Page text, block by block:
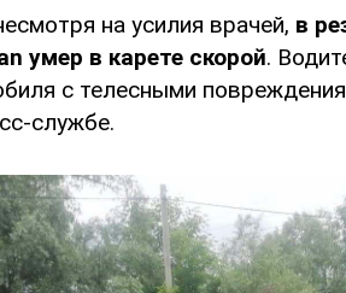
на усилия врачей, в
умер в карете скорой.
с телесными
службе.